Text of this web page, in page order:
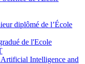
diplômé de l’École
de l'Ecole
Intelligence and